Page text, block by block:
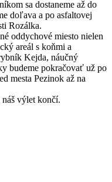
sa dostaneme až do
doľava a po asfaltovej
Rozálka.
oddychové miesto nielen
areál s koňmi a
Kejda, náučný
budeme pokračovať už po
mesta Pezinok až na
náš výlet končí.